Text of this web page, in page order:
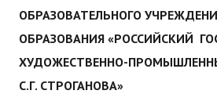
ОБРАЗОВАТЕЛЬНОГО
ОБРАЗОВАНИЯ «РОССИЙСКИЙ
ХУДОЖЕСТВЕННО-
С.Г. СТРОГАНОВА»